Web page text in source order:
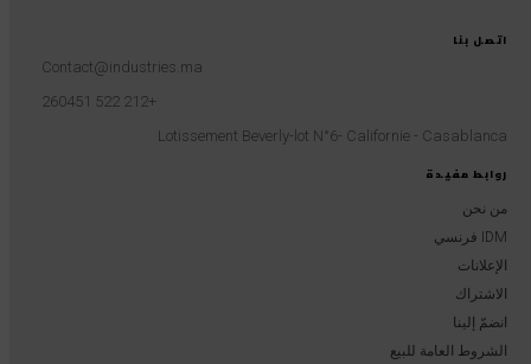
روابط مفيدة
من نحن
IDM فرنسي
الإعلانات
الاشتراك
انضمّ إلينا
الشروط العامة للبيع
اتصل بنا
Contact@industries.ma
+212 522 260451
Lotissement Beverly-lot N°6- Californie - Casablanca